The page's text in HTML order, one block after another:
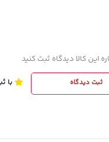
خرید
607,800 تومان
این کالا دیدگاه ثبت کنید
ثبت دیدگاه